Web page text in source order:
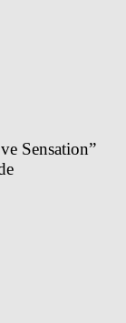
Sensation”